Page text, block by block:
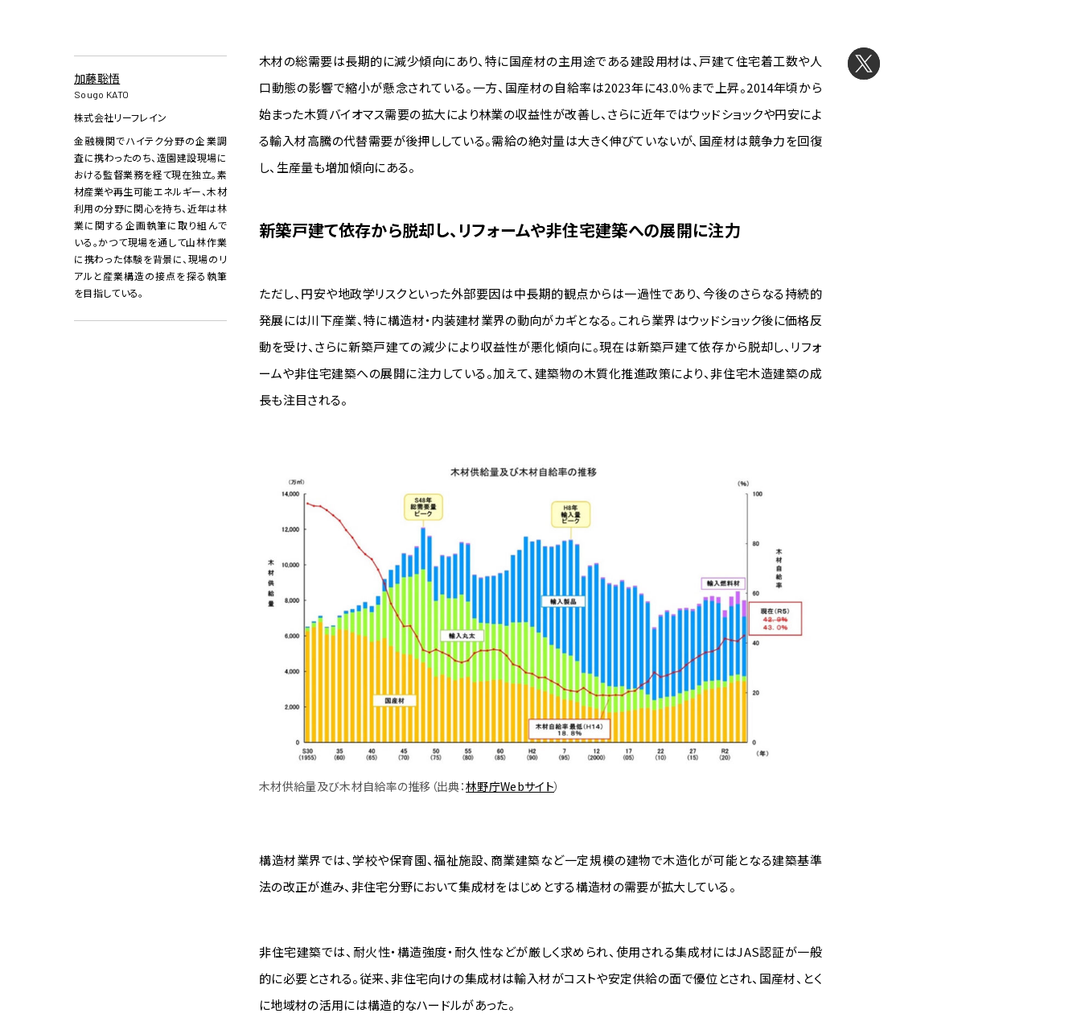
加藤聡悟
Sougo KATO
株式会社リーフレイン
金融機関でハイテク分野の企業調
査に携わったのち、造園建設現場に
おける監督業務を経て現在独立。素
材産業や再生可能エネルギー、木材
利用の分野に関心を持ち、近年は林
業に関する企画執筆に取り組んで
いる。かつて現場を通して山林作業
に携わった体験を背景に、現場のリ
アルと産業構造の接点を探る執筆
を目指している。
木材の総需要は長期的に減少傾向にあり、特に国産材の主用途である建設用材は、戸建て住宅着工数や人
口動態の影響で縮小が懸念されている。一方、国産材の自給率は2023年に43.0％まで上昇。2014年頃から
始まった木質バイオマス需要の拡大により林業の収益性が改善し、さらに近年ではウッドショックや円安によ
る輸入材高騰の代替需要が後押ししている。需給の絶対量は大きく伸びていないが、国産材は競争力を回復
し、生産量も増加傾向にある。
新築戸建て依存から脱却し、リフォームや非住宅建築への展開に注力
ただし、円安や地政学リスクといった外部要因は中長期的観点からは一過性であり、今後のさらなる持続的
発展には川下産業、特に構造材・内装建材業界の動向がカギとなる。これら業界はウッドショック後に価格反
動を受け、さらに新築戸建ての減少により収益性が悪化傾向に。現在は新築戸建て依存から脱却し、リフォ
ームや非住宅建築への展開に注力している。加えて、建築物の木質化推進政策により、非住宅木造建築の成
長も注目される。
木材供給量及び木材自給率の推移（出典：林野庁Webサイト）
構造材業界では、学校や保育園、福祉施設、商業建築など一定規模の建物で木造化が可能となる建築基準
法の改正が進み、非住宅分野において集成材をはじめとする構造材の需要が拡大している。
非住宅建築では、耐火性・構造強度・耐久性などが厳しく求められ、使用される集成材にはJAS認証が一般
的に必要とされる。従来、非住宅向けの集成材は輸入材がコストや安定供給の面で優位とされ、国産材、とく
に地域材の活用には構造的なハードルがあった。